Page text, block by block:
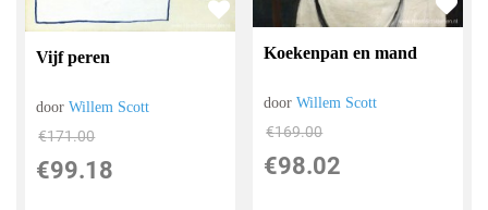
Vijf peren
doorWillem Scott
€171.00
€99.18
Koekenpan en mand
doorWillem Scott
€169.00
€98.02